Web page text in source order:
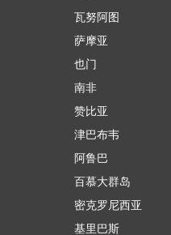
瓦努阿图
萨摩亚
也门
南非
赞比亚
津巴布韦
阿鲁巴
百慕大群岛
密克罗尼西亚
基里巴斯